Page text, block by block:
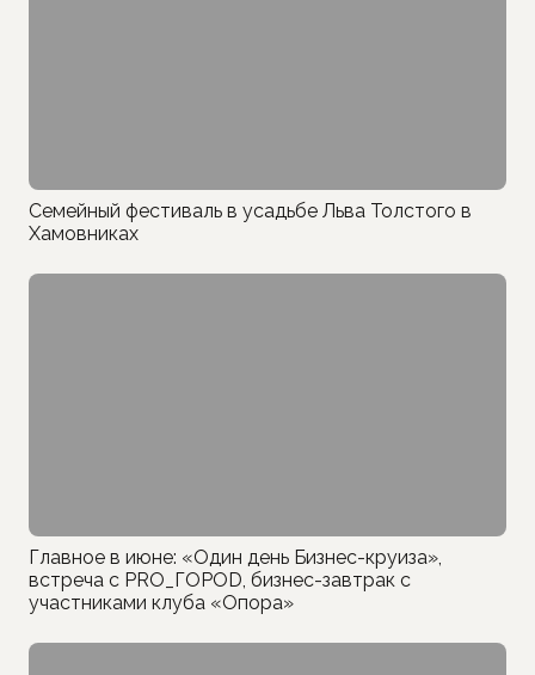
Семейный фестиваль в усадьбе Льва Толстого в
Хамовниках
Главное в июне: «Один день Бизнес-круиза»,
встреча с PRO_ГОРОD, бизнес-завтрак с
участниками клуба «Опора»